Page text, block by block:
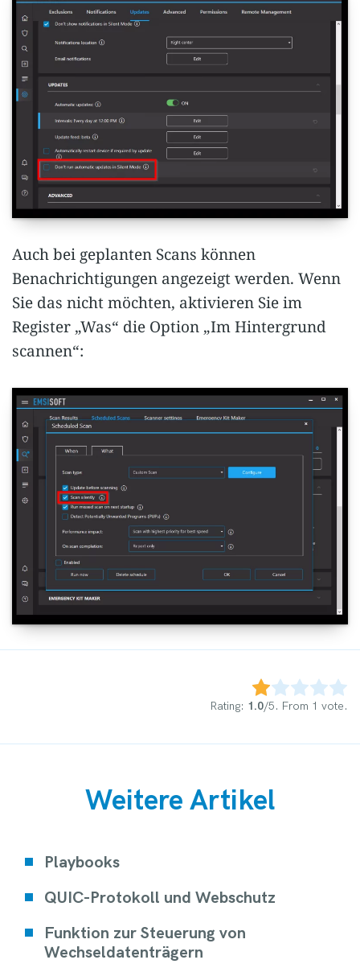
Auch bei geplanten Scans können
Benachrichtigungen angezeigt werden. Wenn
Sie das nicht möchten, aktivieren Sie im
Register „Was“ die Option „Im Hintergrund
scannen“:
Rating: 1.0/5. From 1 vote.
Weitere Artikel
Playbooks
QUIC-Protokoll und Webschutz
Funktion zur Steuerung von
Wechseldatenträgern